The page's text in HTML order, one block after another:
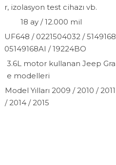
r, izolasyon test cihazı vb.
18 ay / 12.000 mil
UF648 / 0221504032 /
05149168AI / 19224BO
3.6L motor kullanan Jeep
e modelleri
Model Yılları 2009 / 2010 /
/ 2014 / 2015